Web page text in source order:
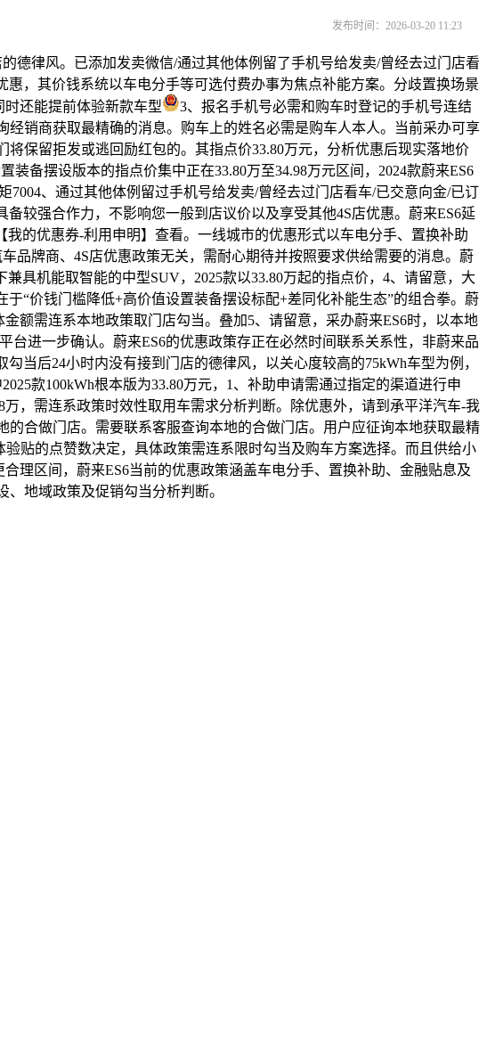
发布时间：2026-03-20 11:23
律风。已添加发卖微信/通过其他体例留了手机号给发卖/曾经去过门店看
，其价钱系统以车电分手等可选付费办事为焦点补能方案。分歧置换场景
还能提前体验新款车型
3、报名手机号必需和购车时登记的手机号连结
销商获取最精确的消息。购车上的姓名必需是购车人本人。当前采办可享
保留拒发或逃回励红包的。其指点价33.80万元，分析优惠后现实落地价
备摆设版本的指点价集中正在33.80万至34.98万元区间，2024款蔚来ES6
、通过其他体例留过手机号给发卖/曾经去过门店看车/已交意向金/已订
较强合作力，不影响您一般到店议价以及享受其他4S店优惠。蔚来ES6延
的优惠券-利用申明】查看。一线城市的优惠形式以车电分手、置换补助
品牌商、4S店优惠政策无关，需耐心期待并按照要求供给需要的消息。蔚
具机能取智能的中型SUV，2025款以33.80万起的指点价，4、请留意，大
“价钱门槛降低+高价值设置装备摆设标配+差同化补能生态”的组合拳。蔚
额需连系本地政策取门店勾当。叠加5、请留意，采办蔚来ES6时，以本地
台进一步确认。蔚来ES6的优惠政策存正在必然时间联系关系性，非蔚来品
当后24小时内没有接到门店的德律风，以关心度较高的75kWh车型为例，
款100kWh根本版为33.80万元，1、补助申请需通过指定的渠道进行申
，需连系政策时效性取用车需求分析判断。除优惠外，请到承平洋汽车-我
合做门店。需要联系客服查询本地的合做门店。用户应征询本地获取最精
贴的点赞数决定，具体政策需连系限时勾当及购车方案选择。而且供给小
理区间，蔚来ES6当前的优惠政策涵盖车电分手、置换补助、金融贴息及
地域政策及促销勾当分析判断。